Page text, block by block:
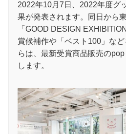
2022年10月7日、2022年度グ
果が発表されます。同日から
「GOOD DESIGN
賞候補作や「ベスト100」な
らは、最新受賞商品販売の
します。